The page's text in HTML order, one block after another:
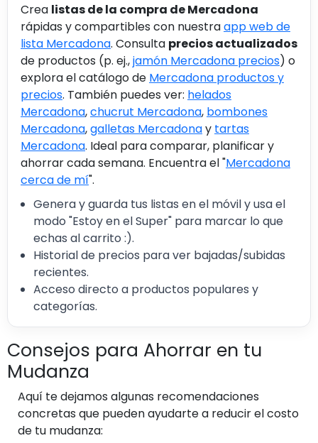
Crea listas de la compra de Mercadona
rápidas y compartibles con nuestraapp web de
lista Mercadona. Consulta precios actualizados
de productos (p. ej.,jamón Mercadona precios) o
explora el catálogo de Mercadona productos y
precios. También puedes ver: helados
Mercadona,chucrut Mercadona, bombones
Mercadona,galletas Mercadonay tartas
Mercadona. Ideal para comparar, planificar y
ahorrar cada semana. Encuentra el "Mercadona
cerca de mí".
Genera y guarda tus listas en el móvil y usa el
modo "Estoy en el Super" para marcar lo que
echas al carrito :).
Historial de precios para ver bajadas/subidas
recientes.
Acceso directo a productos populares y
categorías.
Consejos para Ahorrar en tu
Mudanza
Aquí te dejamos algunas recomendaciones
concretas que pueden ayudarte a reducir el costo
de tu mudanza: